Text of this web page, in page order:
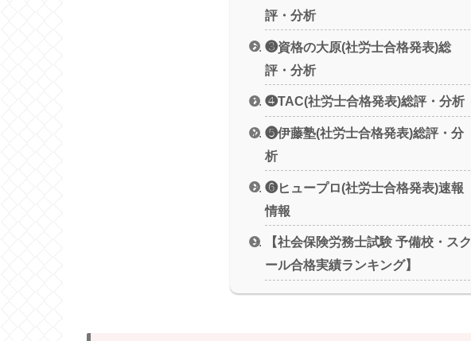
評・分析
❸資格の大原(社労士合格発表)総
評・分析
❹TAC(社労士合格発表)総評・分析
❺伊藤塾(社労士合格発表)総評・分
析
❻ヒュープロ(社労士合格発表)速報
情報
【社会保険労務士試験 予備校・スク
ール合格実績ランキング】